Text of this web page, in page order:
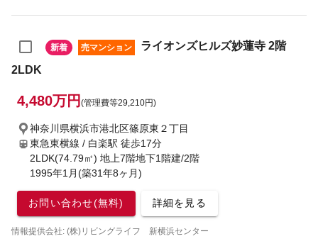
新着 売マンション
ライオンズヒルズ妙蓮寺 2階
2LDK
4,480万円 (管理費等29,210円)
神奈川県横浜市港北区篠原東２丁目
東急東横線 / 白楽駅 徒歩17分
2LDK(74.79㎡) 地上7階地下1階建/2階
1995年1月(築31年8ヶ月)
お問い合わせ(無料) 詳細を見る
情報提供会社: (株)リビングライフ 新横浜センター